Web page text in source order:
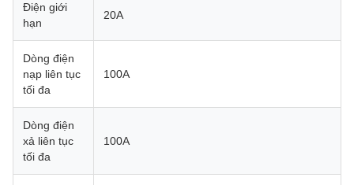
Điện giới
hạn
20A
Dòng điện
nạp liên tục
tối đa
100A
Dòng điện
xả liên tục
tối đa
100A